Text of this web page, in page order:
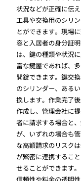
状況などが正確に伝
工具や交換用のシリ
とができます。現場
容と入居者の身分証
は、鍵の種類や状況
富な鍵屋であれば、
開錠できます。鍵交
のシリンダー、ある
換します。作業完了
作成し、管理会社に
者に請求する場合と
が、いずれの場合も
な高額請求のリスク
が緊密に連携するこ
せることができます